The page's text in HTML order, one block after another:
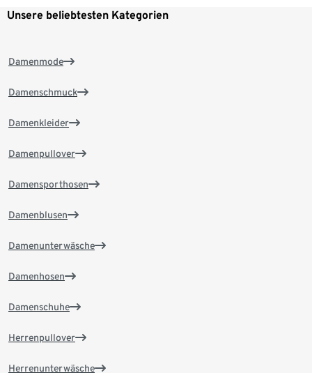
Unsere beliebtesten Kategorien
Damenmode
Damenschmuck
Damenkleider
Damenpullover
Damensporthosen
Damenblusen
Damenunterwäsche
Damenhosen
Damenschuhe
Herrenpullover
Herrenunterwäsche